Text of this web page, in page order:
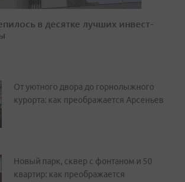
в десятке лучших инвест-
От уютного двора до горнолыжного
курорта: как преображается Арсеньев
Новый парк, сквер с фонтаном и 50
квартир: как преображается